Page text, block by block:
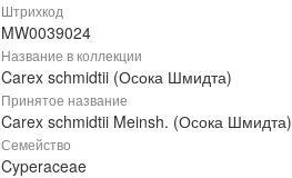
Штрихкод
MW0039024
Название в коллекции
Carex schmidtii (Осока Шмидта)
Принятое название
Carex schmidtii Meinsh. (Осока Шмидта)
Семейство
Cyperaceae